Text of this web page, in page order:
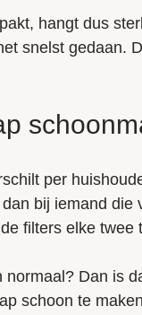
hangt dus
snelst gedaan.
per
bij iemand
filters elke twee
Dan is
schoon te